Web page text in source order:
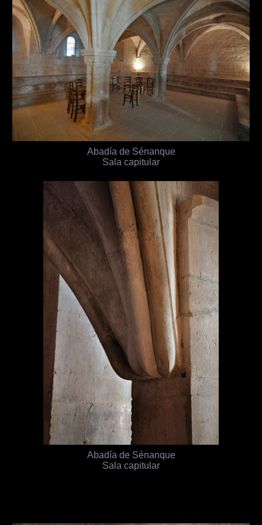
Abadía de Sénanque
Sala capitular
Abadía de Sénanque
Sala capitular